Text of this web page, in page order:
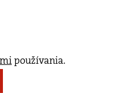
používania.